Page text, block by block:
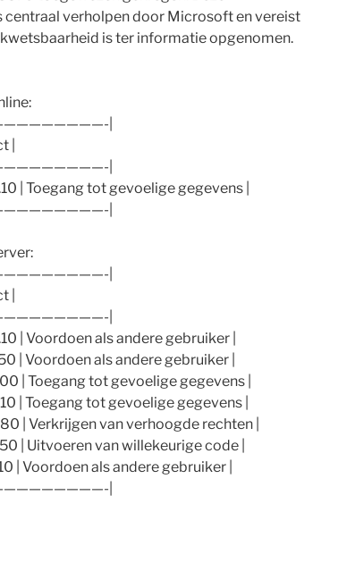
centraal verholpen door Microsoft en vereist
is ter informatie opgenomen.
|
|
|
| Toegang tot gevoelige gegevens |
|
|
|
|
| Voordoen als andere gebruiker |
| Voordoen als andere gebruiker |
| Toegang tot gevoelige gegevens |
| Toegang tot gevoelige gegevens |
| Verkrijgen van verhoogde rechten |
| Uitvoeren van willekeurige code |
| Voordoen als andere gebruiker |
|